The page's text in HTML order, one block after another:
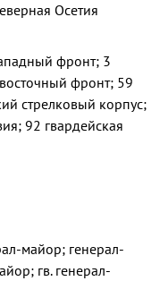
Осетия
фронт; 3
фронт; 59
стрелковый корпус;
92 гвардейская
майор; генерал-
гв. генерал-